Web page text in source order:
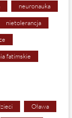
neuronauka
nietolerancja
fatimskie
Oława